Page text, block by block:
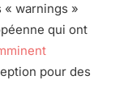
« warnings »
qui ont
pour des